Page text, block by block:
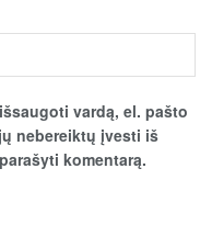
vardą, el. pašto
nebereiktų įvesti iš
komentarą.